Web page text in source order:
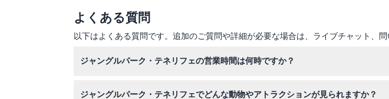
よくある質問
以下はよくある質問です。追加のご質問や詳細が必要な場合は、ライブチャット、
ジャングルパーク・テネリフェの営業時間は何時ですか？
さい）。
ジャングルパーク・テネリフェでどんな動物やアトラクションが見られますか？